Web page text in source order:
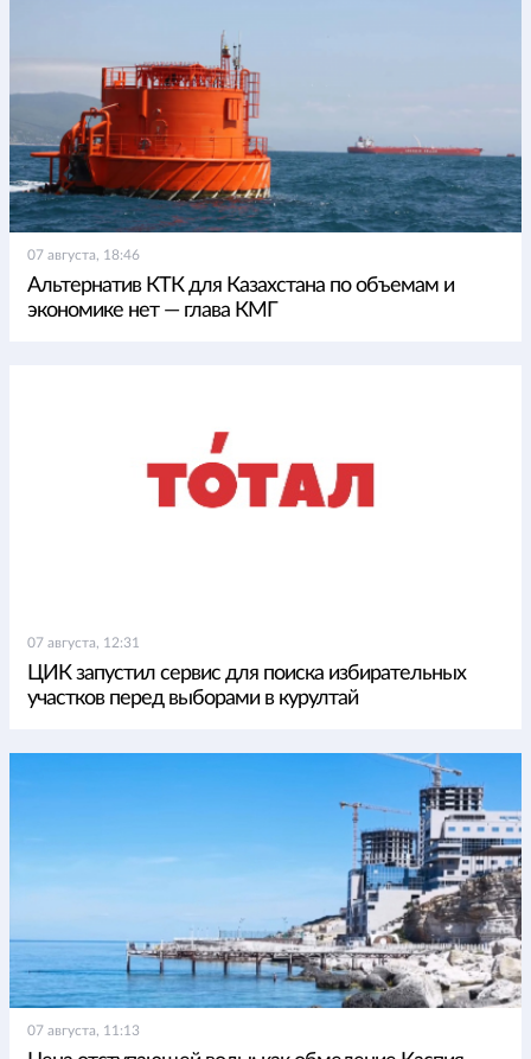
07 августа, 18:46
Альтернатив КТК для Казахстана по объемам и
экономике нет — глава КМГ
07 августа, 12:31
ЦИК запустил сервис для поиска избирательных
участков перед выборами в курултай
07 августа, 11:13